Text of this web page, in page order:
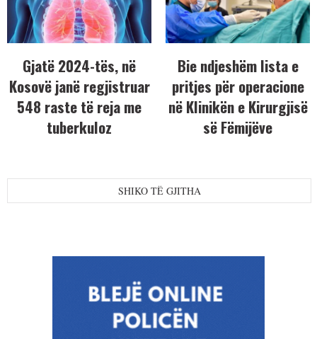
Gjatë 2024-tës, në
Kosovë janë regjistruar
548 raste të reja me
tuberkuloz
Bie ndjeshëm lista e
pritjes për operacione
në Klinikën e Kirurgjisë
së Fëmijëve
SHIKO TË GJITHA